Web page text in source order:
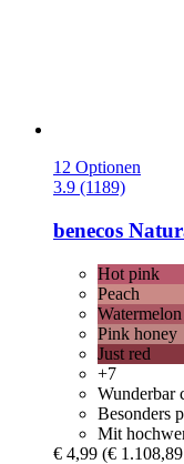
12 Optionen
3.9 (1189)
benecos
Hot pink
Peach
Watermelon
Pink honey
Just red
+7
Wunderbar
Besonders
Mit
€ 4,99 (€